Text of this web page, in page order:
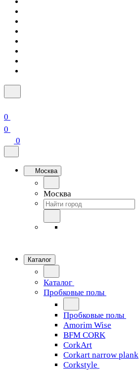
0
0
0
Москва
Москва
Каталог
Каталог
Пробковые полы
Пробковые полы
Amorim Wise
BFM CORK
CorkArt
Corkart narrow plank
Corkstyle